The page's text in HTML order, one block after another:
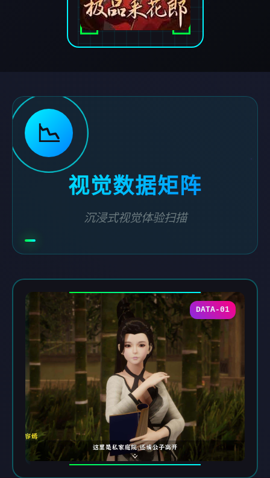
📉
视觉数据矩阵
沉浸式视觉体验扫描
DATA-01